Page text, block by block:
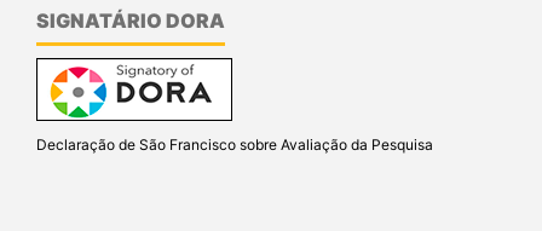
SIGNATÁRIO DORA
Declaração de São Francisco sobre Avaliação da Pesquisa